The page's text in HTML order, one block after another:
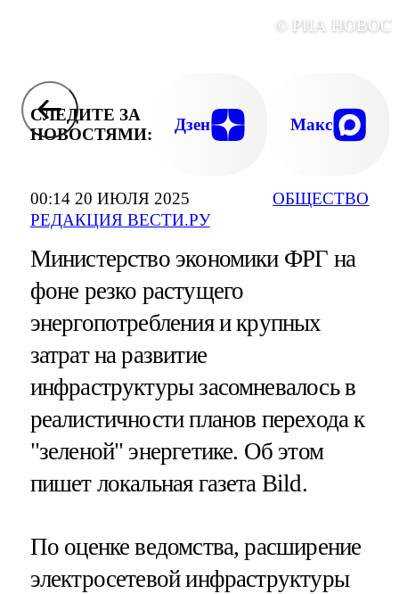
00:14 20 ИЮЛЯ 2025
РЕДАКЦИЯ ВЕСТИ.РУ
ОБЩЕСТВО
© РИА
СЛЕДИТЕ ЗА
НОВОСТЯМИ:
Дзен Макс
Министерство экономики ФРГ на
фоне резко растущего
энергопотребления и крупных
затрат на развитие
инфраструктуры засомневалось в
реалистичности планов перехода к
"зеленой" энергетике. Об этом
пишет локальная газета Bild.
По оценке ведомства, расширение
электросетевой инфраструктуры